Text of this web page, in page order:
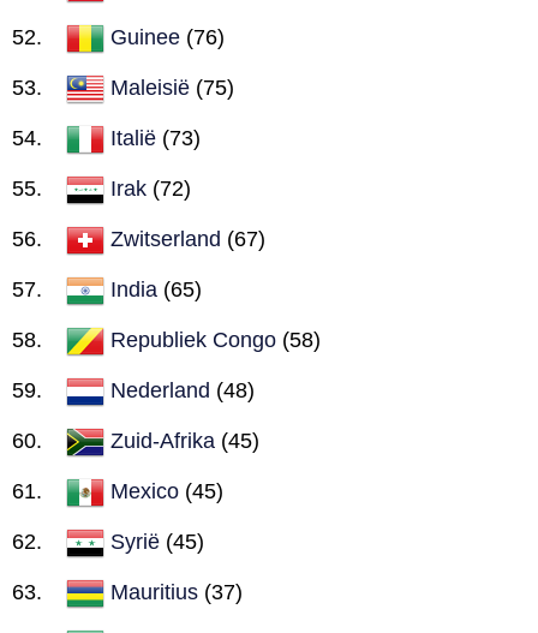
Guinee (76)
Maleisië (75)
Italië (73)
Irak (72)
Zwitserland (67)
India (65)
Republiek Congo (58)
Nederland (48)
Zuid-Afrika (45)
Mexico (45)
Syrië (45)
Mauritius (37)